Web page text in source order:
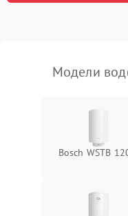
Модели
Bosch WSTB